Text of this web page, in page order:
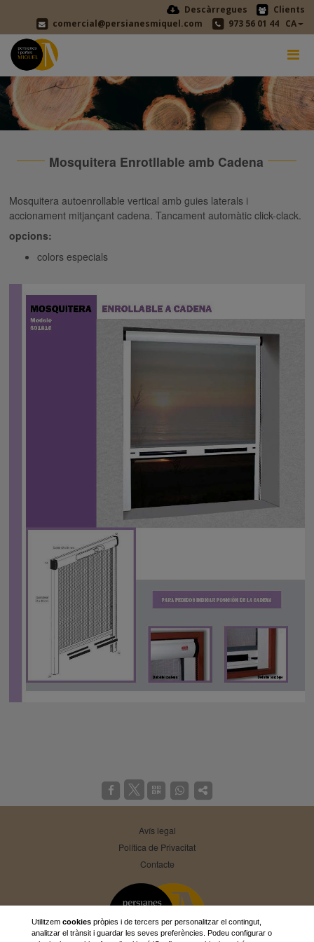
Descàrregues
Clients
comercial@persianesmiquel.com
973 56 01 44 CA
Mosquitera Enrotllable amb Cadena
Mosquitera autoenrollable vertical amb guies laterals i
accionament mitjançant cadena. Tancament automàtic click-clack.
opcions:
colors especials
Avís legal
Política de Privacitat
Contacte
Utilitzem cookiespròpies i de tercers per personalitzar el contingut,
analitzar el trànsit i guardar les seves preferències. Podeu configurar o